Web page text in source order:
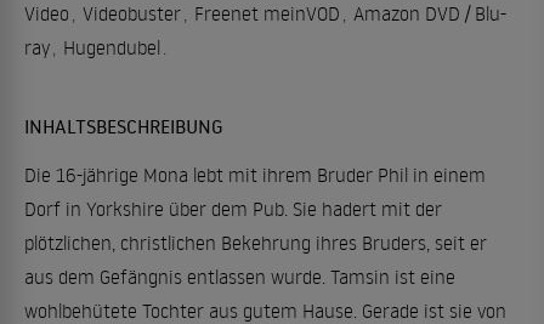
Video , Videobuster, Freenet meinVOD , Amazon DVD / Blu-
ray, Hugendubel .
INHALTSBESCHREIBUNG
Die 16-jährige Mona lebt mit ihrem Bruder Phil in einem
Dorf in Yorkshire über dem Pub. Sie hadert mit der
plötzlichen, christlichen Bekehrung ihres Bruders, seit er
aus dem Gefängnis entlassen wurde. Tamsin ist eine
wohlbehütete Tochter aus gutem Hause. Gerade ist sie von